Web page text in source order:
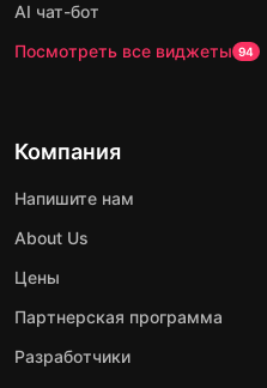
AI чат-бот
Посмотреть все виджеты 94
Компания
Напишите нам
About Us
Цены
Партнерская программа
Разработчики